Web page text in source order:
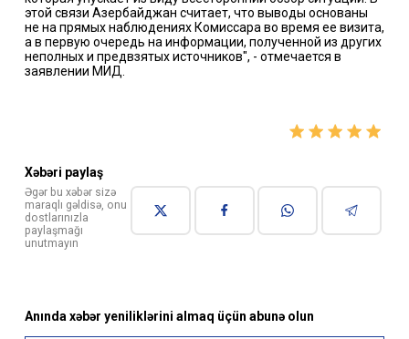
этой связи Азербайджан считает, что выводы основаны
не на прямых наблюдениях Комиссара во время ее визита,
а в первую очередь на информации, полученной из других
неполных и предвзятых источников", - отмечается в
заявлении МИД.
Xəbəri paylaş
Əgər bu xəbər sizə
maraqlı gəldisə, onu
dostlarınızla
paylaşmağı
unutmayın
Anında xəbər yeniliklərini almaq üçün abunə olun